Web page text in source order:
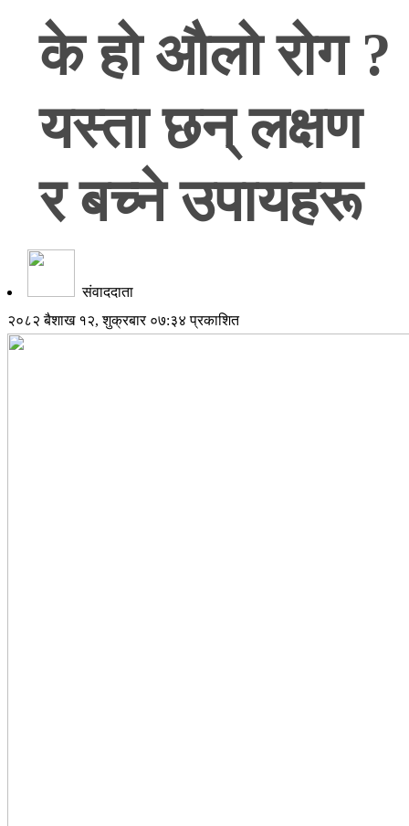
के हो औलो रोग ?
यस्ता छन् लक्षण
र बच्ने उपायहरू
संवाददाता
२०८२ बैशाख १२, शुक्रबार ०७:३४ प्रकाशित